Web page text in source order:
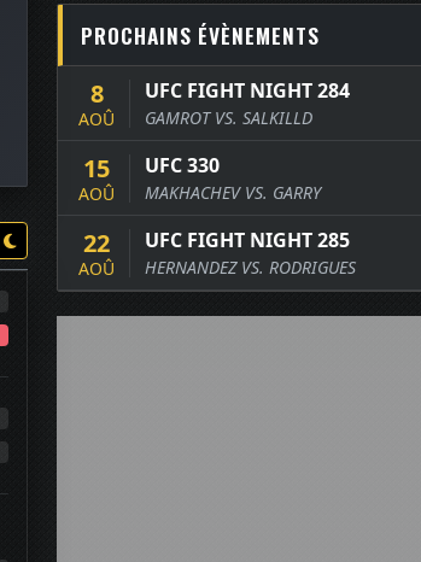
PROCHAINS ÉVÈNEMENTS
8
AOÛ
UFC FIGHT NIGHT 284
GAMROT VS. SALKILLD
15
AOÛ
UFC 330
MAKHACHEV VS. GARRY
22
AOÛ
UFC FIGHT NIGHT 285
HERNANDEZ VS. RODRIGUES